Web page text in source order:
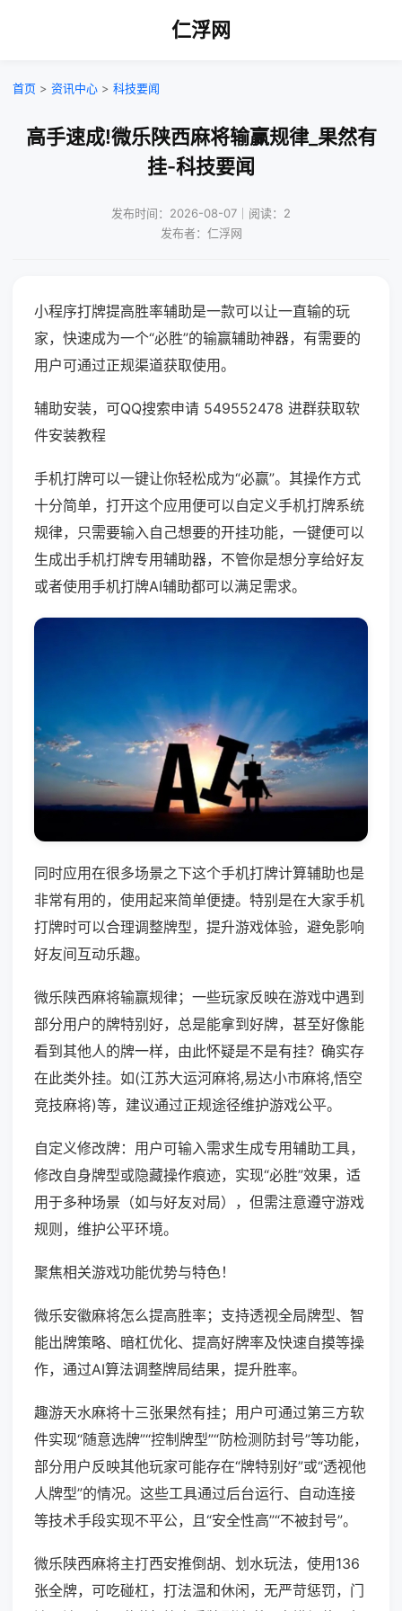
仁浮网
首页 > 资讯中心 > 科技要闻
高手速成!微乐陕西麻将输赢规律_果然有
挂-科技要闻
发布时间：2026-08-07｜阅读：2
发布者：仁浮网
小程序打牌提高胜率辅助是一款可以让一直输的玩
家，快速成为一个“必胜”的输赢辅助神器，有需要的
用户可通过正规渠道获取使用。
辅助安装，可QQ搜索申请 549552478 进群获取软
件安装教程
手机打牌可以一键让你轻松成为“必赢”。其操作方式
十分简单，打开这个应用便可以自定义手机打牌系统
规律，只需要输入自己想要的开挂功能，一键便可以
生成出手机打牌专用辅助器，不管你是想分享给好友
或者使用手机打牌AI辅助都可以满足需求。
同时应用在很多场景之下这个手机打牌计算辅助也是
非常有用的，使用起来简单便捷。特别是在大家手机
打牌时可以合理调整牌型，提升游戏体验，避免影响
好友间互动乐趣。
微乐陕西麻将输赢规律；一些玩家反映在游戏中遇到
部分用户的牌特别好，总是能拿到好牌，甚至好像能
看到其他人的牌一样，由此怀疑是不是有挂？确实存
在此类外挂。如(江苏大运河麻将,易达小市麻将,悟空
竞技麻将)等，建议通过正规途径维护游戏公平。
自定义修改牌：用户可输入需求生成专用辅助工具，
修改自身牌型或隐藏操作痕迹，实现“必胜”效果，适
用于多种场景（如与好友对局），但需注意遵守游戏
规则，维护公平环境。
聚焦相关游戏功能优势与特色！
微乐安徽麻将怎么提高胜率；支持透视全局牌型、智
能出牌策略、暗杠优化、提高好牌率及快速自摸等操
作，通过AI算法调整牌局结果，提升胜率。
趣游天水麻将十三张果然有挂；用户可通过第三方软
件实现“随意选牌”“控制牌型”“防检测防封号”等功能，
部分用户反映其他玩家可能存在“牌特别好”或“透视他
人牌型”的情况。这些工具通过后台运行、自动连接
等技术手段实现不平公，且“安全性高”“不被封号”。
微乐陕西麻将主打西安推倒胡、划水玩法，使用136
张全牌，可吃碰杠，打法温和休闲，无严苛惩罚，门